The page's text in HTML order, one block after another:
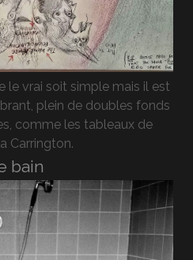
le vrai soit simple mais il est
plein de doubles fonds
comme les tableaux de
Carrington.
bain